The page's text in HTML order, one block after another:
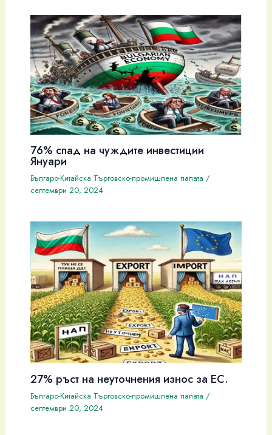
76% спад на чуждите инвестиции
Януари
Българо-Китайска Търговско-промишлена палaта /
септември 20, 2024
27% ръст на неуточнения износ за ЕС.
Българо-Китайска Търговско-промишлена палaта /
септември 20, 2024